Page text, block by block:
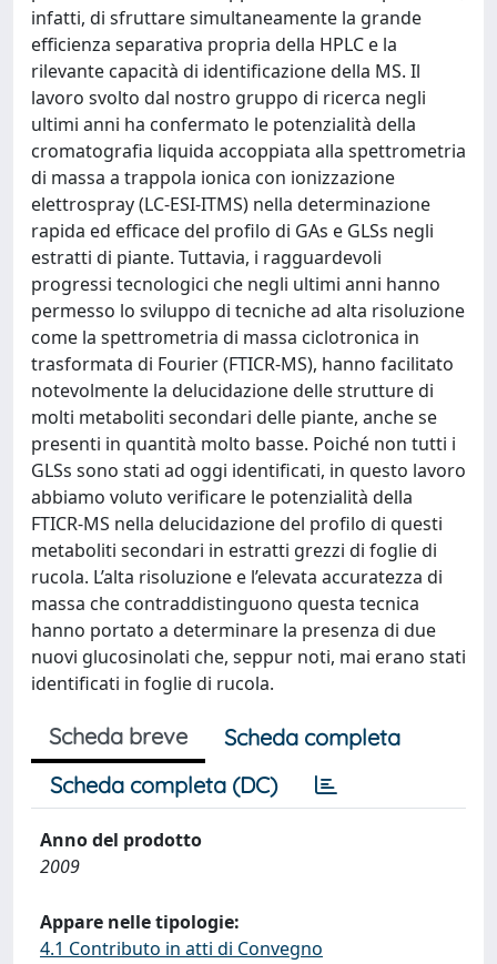
infatti, di sfruttare simultaneamente la grande
efficienza separativa propria della HPLC e la
rilevante capacità di identificazione della MS. Il
lavoro svolto dal nostro gruppo di ricerca negli
ultimi anni ha confermato le potenzialità della
cromatografia liquida accoppiata alla spettrometria
di massa a trappola ionica con ionizzazione
elettrospray (LC-ESI-ITMS) nella determinazione
rapida ed efficace del profilo di GAs e GLSs negli
estratti di piante. Tuttavia, i ragguardevoli
progressi tecnologici che negli ultimi anni hanno
permesso lo sviluppo di tecniche ad alta risoluzione
come la spettrometria di massa ciclotronica in
trasformata di Fourier (FTICR-MS), hanno facilitato
notevolmente la delucidazione delle strutture di
molti metaboliti secondari delle piante, anche se
presenti in quantità molto basse. Poiché non tutti i
GLSs sono stati ad oggi identificati, in questo lavoro
abbiamo voluto verificare le potenzialità della
FTICR-MS nella delucidazione del profilo di questi
metaboliti secondari in estratti grezzi di foglie di
rucola. L’alta risoluzione e l’elevata accuratezza di
massa che contraddistinguono questa tecnica
hanno portato a determinare la presenza di due
nuovi glucosinolati che, seppur noti, mai erano stati
identificati in foglie di rucola.
Scheda breve
Scheda completa
Scheda completa (DC)
Anno del prodotto
2009
Appare nelle tipologie:
4.1 Contributo in atti di Convegno